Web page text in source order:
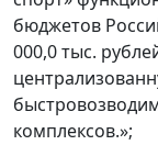
бюджетов
000,0 тыс.
комплексов.»;